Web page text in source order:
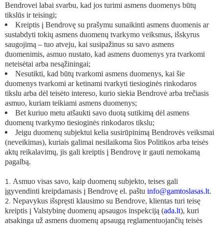
Bendrovei labai svarbu, kad jos turimi asmens duomenys būtų
tikslūs ir teisingi;
Kreiptis į Bendrovę su prašymu sunaikinti asmens duomenis ar
sustabdyti tokių asmens duomenų tvarkymo veiksmus, išskyrus
saugojimą – tuo atveju, kai susipažinus su savo asmens
duomenimis, asmuo nustato, kad asmens duomenys yra tvarkomi
neteisėtai arba nesąžiningai;
Nesutikti, kad būtų tvarkomi asmens duomenys, kai šie
duomenys tvarkomi ar ketinami tvarkyti tiesioginės rinkodaros
tikslu arba dėl teisėto intereso, kurio siekia Bendrovė arba trečiasis
asmuo, kuriam teikiami asmens duomenys;
Bet kuriuo metu atšaukti savo duotą sutikimą dėl asmens
duomenų tvarkymo tiesioginės rinkodaros tikslu;
Jeigu duomenų subjektui kelia susirūpinimą Bendrovės veiksmai
(neveikimas), kuriais galimai nesilaikoma šios Politikos arba teisės
aktų reikalavimų, jis gali kreiptis į Bendrovę ir gauti nemokamą
pagalbą.
Asmuo visas savo, kaip duomenų subjekto, teises gali
įgyvendinti kreipdamasis į Bendrovę el. paštu info@gamtoslasas.lt.
Nepavykus išspręsti klausimo su Bendrove, klientas turi teisę
kreiptis į Valstybinę duomenų apsaugos inspekciją (ada.lt), kuri
atsakinga už asmens duomenų apsaugą reglamentuojančių teisės